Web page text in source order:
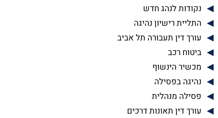
נקודות לנהג חדש
התליית רישיון נהיגה
עורך דין תעבורה תל אביב
ביטוח רכב
מכשיר הינשוף
נהיגה בפסילה
פסילה מנהלית
עורך דין תאונות דרכים